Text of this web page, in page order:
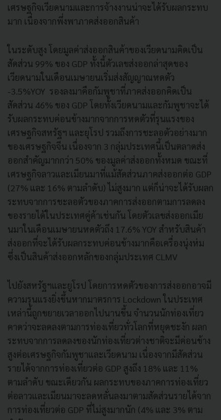
เศรษฐกิจเวียดนามและการจ้างงานน่าจะได้รับผลกระทบ
มาก เนื่องจากพึ่งพาภาคส่งออกสินค้า
ในระดับสูง โดยมูลค่าส่งออกสินค้าของเวียดนามคิดเป็น
สัดส่วน 99% ของ GDP ทั้งนี้ตัวเลขส่งออกล่าสุดของ
เวียดนามในเดือนเมษายนเริ่มส่งสัญญาณหดตัว
-3.5%YOY รองลงมาคือกัมพูชาที่ภาคส่งออกคิดเป็น
สัดส่วน 46% ของ GDP โดยทั้งเวียดนามและกัมพูชาจะได้
รับผลกระทบค่อนข้างมากจากการหดตัวที่รุนแรงของ
เศรษฐกิจสหรัฐฯ และยุโรป รวมถึงการชะลอตัวอย่างมาก
ของเศรษฐกิจจีน เนื่องจาก 3 กลุ่มประเทศนี้เป็นตลาดส่ง
ออกสำคัญมากกว่า 50% ของมูลค่าส่งออกทั้งหมด ขณะที่
เศรษฐกิจลาวและเมียนมาที่แม้สัดส่วนภาคส่งออกต่อ GDP
(27% และ 16% ตามลำดับ) ไม่สูงมาก แต่ก็น่าจะได้รับผลก
ระทบจากการชะลอตัวของภาคการส่งออกตามการลดลง
ของรายได้ในประเทศคู่ค้าเช่นกัน โดยตัวเลขส่งออกเมีย
นมาในเดือนเมษายนหดตัวถึง 17.6% YOY สำหรับสินค้า
ส่งออกที่จะได้รับผลกระทบค่อนข้างมากคือเครื่องนุ่งห่ม
ซึ่งเป็นสินค้าส่งออกหลักของกลุ่มประเทศ CLMV
ไปยังสหรัฐฯและยูโรป โดยการหดตัวของการส่งออกอาจมี
ความรุนแรงยิ่งขึ้นหากมาตรการ Lockdown ในประเทศ
เหล่านี้ถูกขยายเวลาออกไปนานขึ้น จำนวนนักท่องเที่ยว
คาดว่าจะลดลงตามการท่องเที่ยวทั่วโลกที่หยุดชะงัก ผลก
ระทบจากการลดลงของนักท่องเที่ยวต่างชาติจะมีค่อนข้าง
สูงต่อเศรษฐกิจกัมพูชาและเวียดนาม เนื่องจากมีสัดส่วน
รายได้จากการท่องเที่ยวต่อ GDP สูงถึง 18% และ 11%
ตามลำดับ ขณะเดียวกัน ผลกระทบของภาคการท่องเที่ยว
ต่อลาวและเมียนมาจะลดหลั่นลงมาตามสัดส่วนรายได้จาก
การท่องเที่ยวต่อ GDP ที่ไม่สูงมากนัก (4% และ 3% ตาม